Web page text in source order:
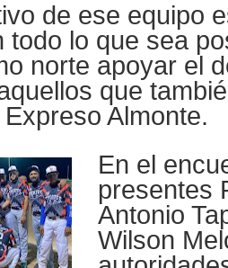
de ese equipo
todo lo que sea
norte apoyar el
que
Almonte.
En el
presentes
Antonio
Wilson